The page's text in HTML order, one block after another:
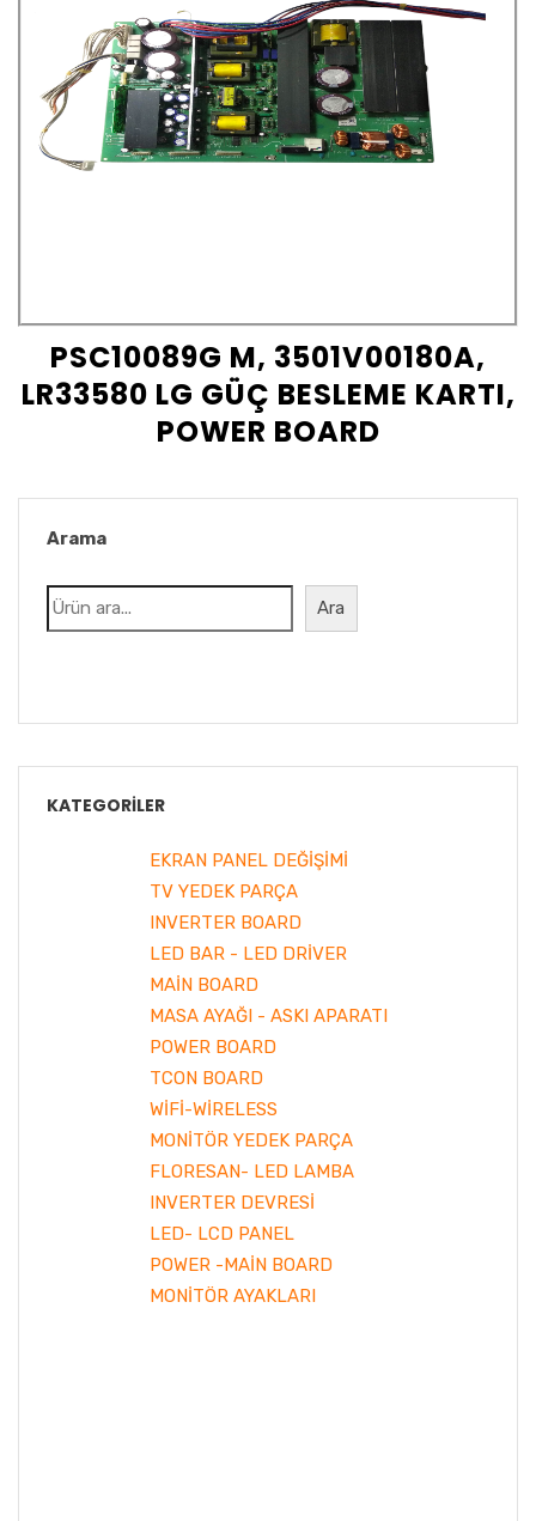
PSC10089G M, 3501V00180A,
LR33580 LG GÜÇ BESLEME KARTI,
POWER BOARD
Arama
Ara
KATEGORILER
EKRAN PANEL DEĞİŞİMİ
TV YEDEK PARÇA
INVERTER BOARD
LED BAR - LED DRİVER
MAİN BOARD
MASA AYAĞI - ASKI APARATI
POWER BOARD
TCON BOARD
WİFİ-WİRELESS
MONİTÖR YEDEK PARÇA
FLORESAN- LED LAMBA
INVERTER DEVRESİ
LED- LCD PANEL
POWER -MAİN BOARD
MONİTÖR AYAKLARI